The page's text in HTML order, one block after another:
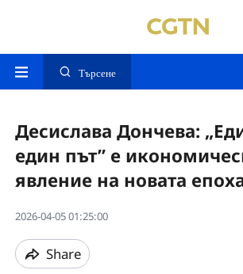
Търсене
Десислава Дончева:
един път” е
явление на новата
2026-04-05 01:25:00
Share